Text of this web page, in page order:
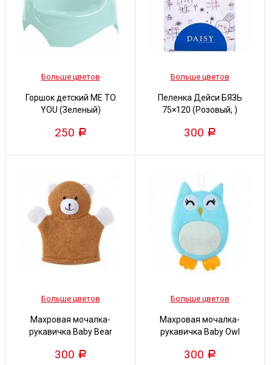
Больше цветов
Горшок детский ME TO
YOU (Зеленый)
250 Р
Больше цветов
Пеленка Дейси БЯЗЬ
75×120 (Розовый, )
300 Р
Больше цветов
Махровая мочалка-
рукавичка Baby Bear
300 Р
Больше цветов
Махровая мочалка-
рукавичка Baby Owl
300 Р